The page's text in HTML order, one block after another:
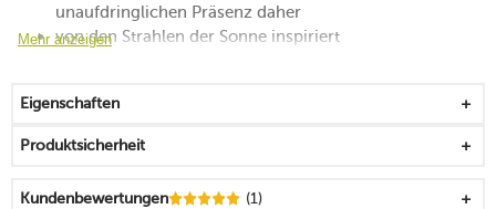
unaufdringlichen Präsenz daher
von den Strahlen der Sonne inspiriert
aus Kristallglas mit hoher Brillanz gefertigt
spülmaschinenfest
Mehr anzeigen
Eigenschaften
Produktsicherheit
Kundenbewertungen (1)